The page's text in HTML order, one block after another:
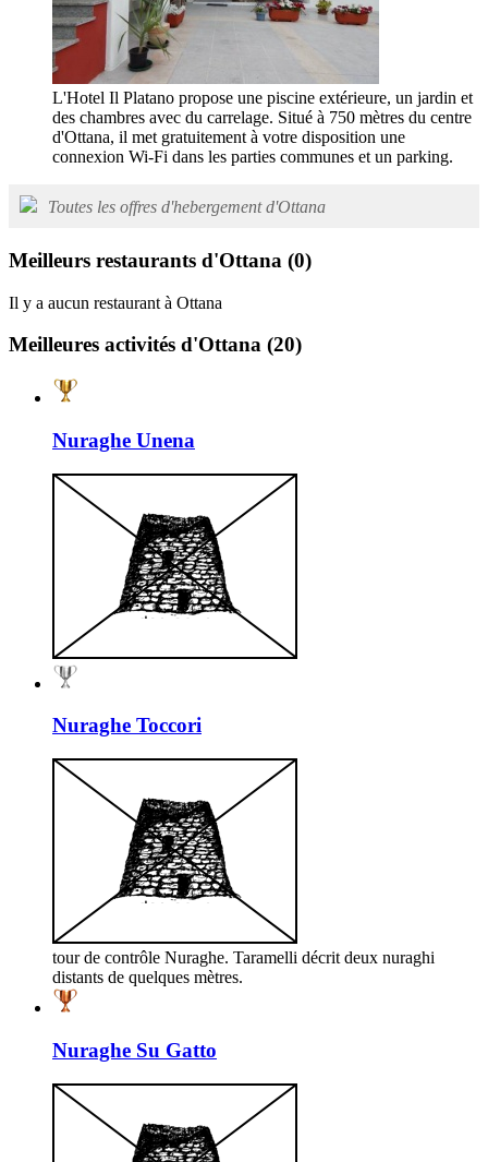
L'Hotel Il Platano propose une piscine extérieure, un jardin et
des chambres avec du carrelage. Situé à 750 mètres du centre
d'Ottana, il met gratuitement à votre disposition une
connexion Wi-Fi dans les parties communes et un parking.
Toutes les offres d'hebergement d'Ottana
Meilleurs restaurants d'Ottana (0)
Il y a aucun restaurant à Ottana
Meilleures activités d'Ottana (20)
Nuraghe Unena
Nuraghe Toccori
tour de contrôle Nuraghe. Taramelli décrit deux nuraghi
distants de quelques mètres.
Nuraghe Su Gatto